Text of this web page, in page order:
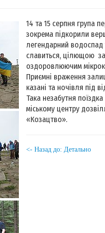
14 та 15 серпня група
зокрема підкорили
легендарний водоспад
славиться, цілющою
оздоровлюючим
Приємні враження
казані та ночівля під
Така незабутня
міському центру
«Козацтво».
<- Назад до: Детально